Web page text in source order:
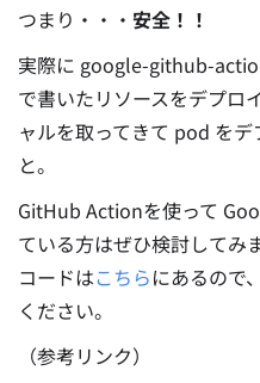
つまり・・・ 安全！！
実際に google-github-
で書いたリソースをデプロ
ャルを取ってきて pod を
と。
GitHub Actionを使って
ている方はぜひ検討してみ
コードはこちらにあるので
ください。
（参考リンク）